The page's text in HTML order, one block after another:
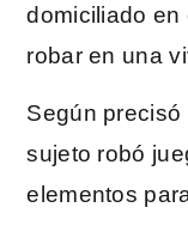
domiciliado
robar en una
Según precisó
sujeto robó
elementos